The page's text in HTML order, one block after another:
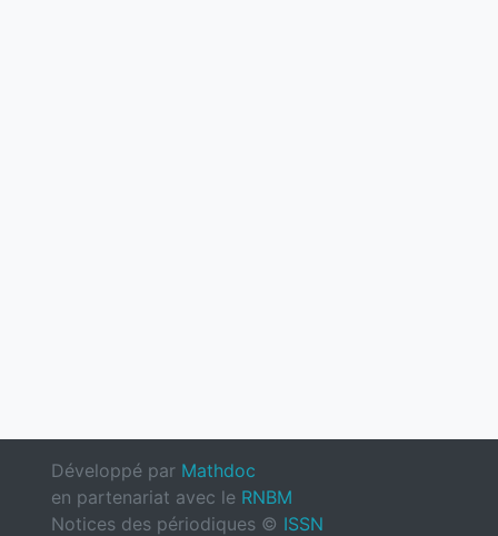
Développé par Mathdoc
en partenariat avec le RNBM
Notices des périodiques © ISSN